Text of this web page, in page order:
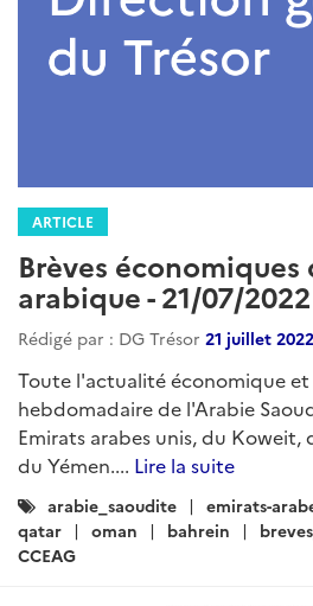
ARTICLE
Brèves économiques
arabique - 21/07/2022
Rédigé par : DG Trésor 21 juillet 2022
Toute l'actualité économique
hebdomadaire de l'Arabie
Emirats arabes unis, du Koweit,
du Yémen.... Lire la suite
Catégories
:
arabie_saoudite emirats-
qatar
oman bahrein
CCEAG